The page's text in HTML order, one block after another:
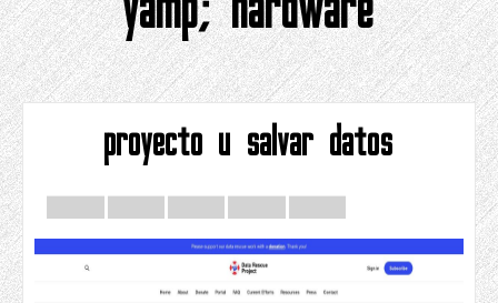
proyecto u salvar datos